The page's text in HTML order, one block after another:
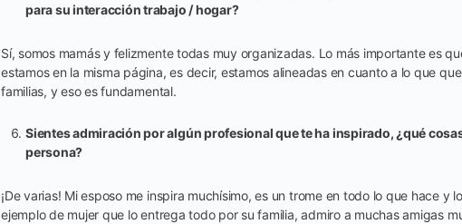
para su interacción trabajo / hogar?
Sí, somos mamás y felizmente todas muy organizadas. Lo más importante es
estamos en la misma página, es decir, estamos alineadas en cuanto a lo que
familias, y eso es fundamental.
Sientes admiración por algún profesional que te ha inspirado, ¿qué
persona?
¡De varias! Mi esposo me inspira muchísimo, es un trome en todo lo que hace y
ejemplo de mujer que lo entrega todo por su familia, admiro a muchas amigas